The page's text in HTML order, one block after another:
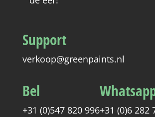
Support
verkoop@greenpaints.nl
Bel
+31 (0)547 820 996+31 (0)6 282